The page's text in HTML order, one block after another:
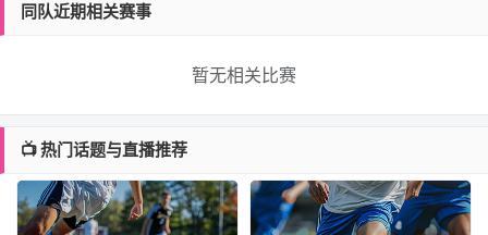
同队近期相关赛事
暂无相关比赛
📺 热门话题与直播推荐